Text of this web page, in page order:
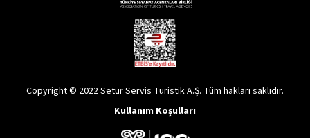
Copyright © 2022 Setur Servis Turistik A.Ş. Tüm hakları saklıdır.
Kullanım Koşulları